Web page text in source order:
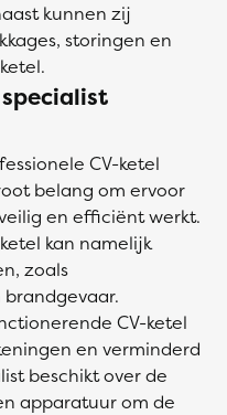
kunnen zij
storingen en
CV-ketel
belang om ervoor
en efficiënt werkt.
kan namelijk
zoals
CV-ketel
en verminderd
beschikt over de
apparatuur om de